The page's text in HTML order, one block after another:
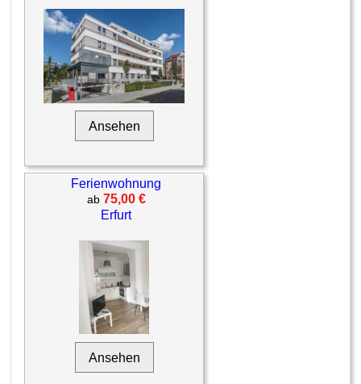
Ansehen
Ferienwohnung
ab 75,00 €
Erfurt
Ansehen